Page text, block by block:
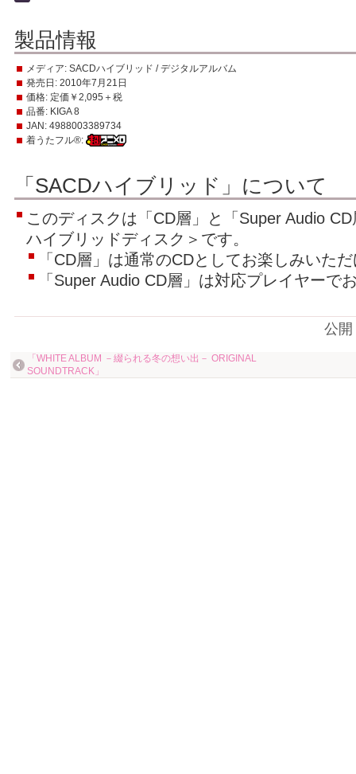
製品情報
メディア: SACDハイブリッド / デジタルアルバム
発売日: 2010年7月21日
価格: 定価￥2,095＋税
品番: KIGA 8
JAN: 4988003389734
着うたフル®:
「SACDハイブリッド」について
このディスクは「CD層」と「Super Audio
ハイブリッドディスク＞です。
「CD層」は通常のCDとしてお楽しみいた
「Super Audio CD層」は対応プレイヤーで
公開
「WHITE ALBUM －綴られる冬の想い出－ ORIGINAL
SOUNDTRACK」